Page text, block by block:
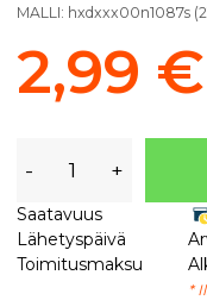
MALLI: hxdxxx00n1087s (
2,99 €
- +
Saatavuus
Lähetyspäivä
Toimitusmaksu
*